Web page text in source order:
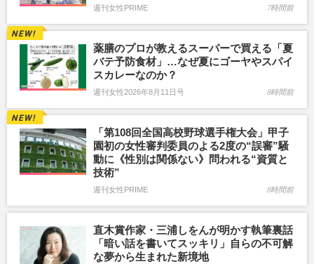
週刊女性PRIME 7時間前
薬膳のプロが教えるスーパーで買える「夏
バテ予防食材」…なぜ夏にゴーヤやスパイ
スカレーなのか？
週刊女性2026年8月11日号 8時間前
「第108回全国高校野球選手権大会」甲子
園初の女性審判委員のよる2度の“誤審”騒
動に《性別は関係ない》問われる“資質と
技術”
週刊女性PRIME 8時間前
直木賞作家・三浦しをんが明かす執筆裏話
「暗い話を書いてスッキリ」自らの不可解
な夢から生まれた新境地